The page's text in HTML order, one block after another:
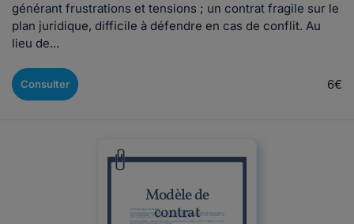
générant frustrations et tensions ; un contrat fragile sur le
plan juridique, difficile à défendre en cas de conflit. Au
lieu de...
Consulter 6€
Modèle de
contrat